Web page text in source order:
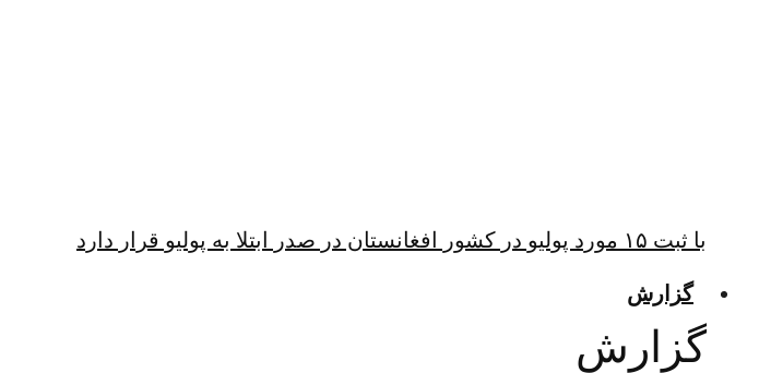
با ثبت ۱۵ مورد پولیو در کشور افغانستان در صدر ابتلا به پولیو قرار دارد
گزارش
گزارش